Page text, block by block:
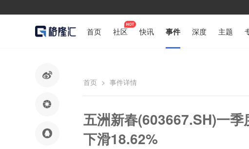
首页 社区 快讯 事件 深度 主题



首页 > 事件详情
五洲新春(603667.SH)一
下滑18.62%